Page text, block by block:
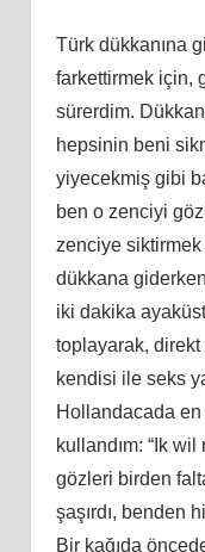
Türk dükkanına
farkettirmek için,
sürerdim.
hepsinin beni
yiyecekmiş gibi
ben o zenciyi
zenciye
dükkana
iki dakika
toplayarak, direkt
kendisi ile seks
Hollandacada
kullandım: “Ik
gözleri birden
şaşırdı, benden
Bir kağıda